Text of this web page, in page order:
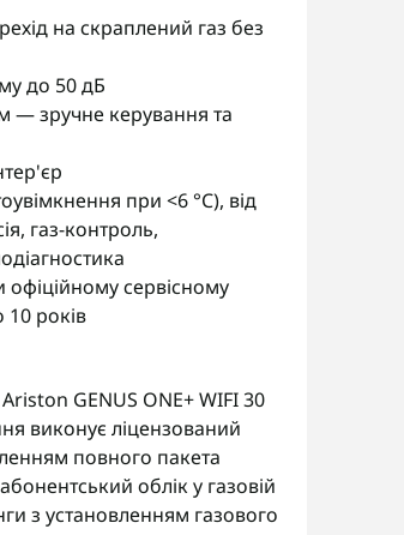
на скраплений газ без
до 50 дБ
— зручне керування та
при <6 °C), від
газ-контроль,
офіційному сервісному
10 років
GENUS ONE+ WIFI 30
виконує ліцензований
повного пакета
облік у газовій
з установленням газового